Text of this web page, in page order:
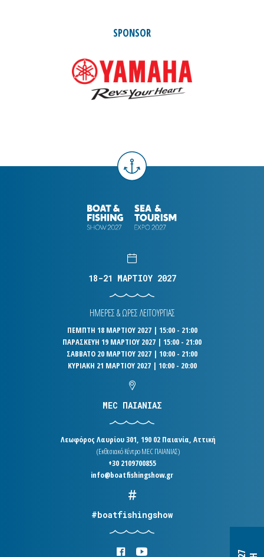
SPONSOR
18-21 ΜΑΡΤΙΟΥ 2027
ΗΜΕΡΕΣ & ΩΡΕΣ ΛΕΙΤΟΥΡΓΙΑΣ
ΠΕΜΠΤΗ 18 ΜΑΡΤΙΟΥ 2027 | 15:00 - 21:00
ΠΑΡΑΣΚΕΥΗ 19 ΜΑΡΤΙΟΥ 2027 | 15:00 - 21:00
ΣΑΒΒΑΤΟ 20 ΜΑΡΤΙΟΥ 2027 | 10:00 - 21:00
ΚΥΡΙΑΚΗ 21 ΜΑΡΤΙΟΥ 2027 | 10:00 - 20:00
MEC ΠΑΙΑΝΙΑΣ
Λεωφόρος Λαυρίου 301, 190 02 Παιανία, Αττική
(Εκθεσιακό Κέντρο MEC ΠΑΙΑΝΙΑΣ)
+30 2109700855
info@boatfishingshow.gr
#boatfishingshow